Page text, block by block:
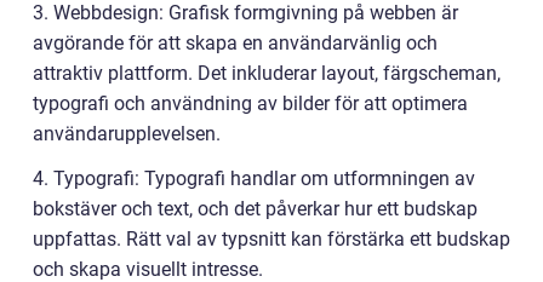
3. Webbdesign: Grafisk formgivning på webben är
avgörande för att skapa en användarvänlig och
attraktiv plattform. Det inkluderar layout, färgscheman,
typografi och användning av bilder för att optimera
användarupplevelsen.
4. Typografi: Typografi handlar om utformningen av
bokstäver och text, och det påverkar hur ett budskap
uppfattas. Rätt val av typsnitt kan förstärka ett budskap
och skapa visuellt intresse.